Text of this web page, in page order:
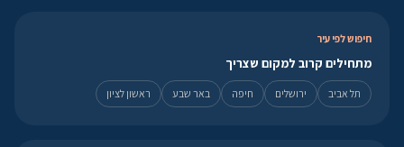
חיפוש לפי עיר
מתחילים קרוב למקום שצריך
תל אביב ירושלים חיפה באר שבע ראשון לציון